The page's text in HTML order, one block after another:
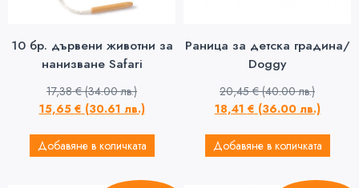
10 бр. дървени животни за
нанизване Safari
17,38€ (34.00 лв.)
15,65 € (30.61 лв.)
Добавяне в количката
Раница за детска градина/
Doggy
20,45€ (40.00 лв.)
18,41 € (36.00 лв.)
Добавяне в количката